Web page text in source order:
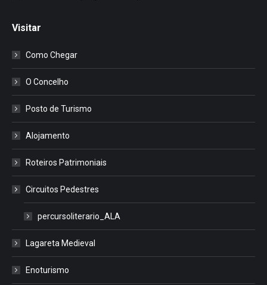
Visitar
Como Chegar
O Concelho
Posto de Turismo
Alojamento
Roteiros Patrimoniais
Circuitos Pedestres
percursoliterario_ALA
Lagareta Medieval
Enoturismo